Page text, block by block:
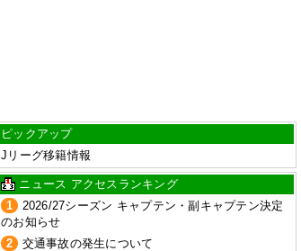
ピックアップ
Jリーグ移籍情報
ニュース アクセスランキング
1
2026/27シーズン キャプテン・副キャプテン決定
のお知らせ
2
交通事故の発生について